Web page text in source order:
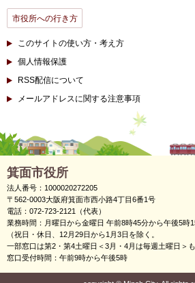
市役所への行き方
このサイトの使い方・考え方
個人情報保護
RSS配信について
メールアドレスに関する注意事項
箕面市役所
法人番号：1000020272205
〒562-0003大阪府箕面市西小路4丁目6番1号
電話：072-723-2121（代表）
業務時間：月曜日から金曜日 午前8時45分から午後5時
（祝日・休日、12月29日から1月3日を除く。
一部窓口は第2・第4土曜日＜3月・4月は毎週土曜日＞も
窓口受付時間：午前9時から午後5時